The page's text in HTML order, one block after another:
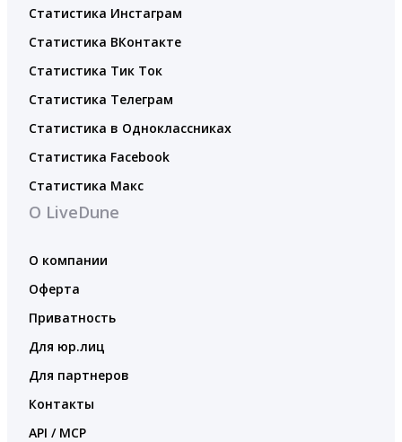
Статистика Инстаграм
Статистика ВКонтакте
Статистика Тик Ток
Статистика Телеграм
Статистика в Одноклассниках
Статистика Facebook
Статистика Макс
О LiveDune
О компании
Оферта
Приватность
Для юр.лиц
Для партнеров
Контакты
API / MCP